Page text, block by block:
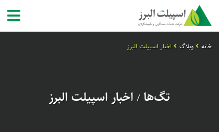
خانه وبلاگ اخبار اسپیلت البرز
تگ‌ها / اخبار اسپیلت البرز